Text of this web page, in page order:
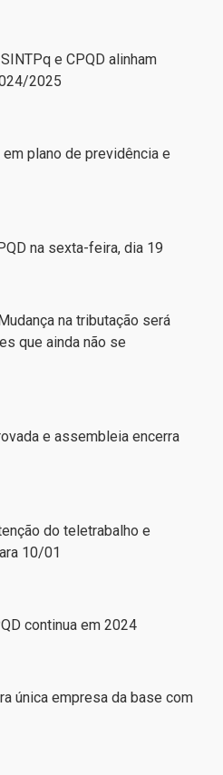
e CPQD alinham
2025
plano de previdência e
na sexta-feira, dia 19
na tributação será
que ainda não se
e assembleia encerra
do teletrabalho e
10/01
continua em 2024
única empresa da base com